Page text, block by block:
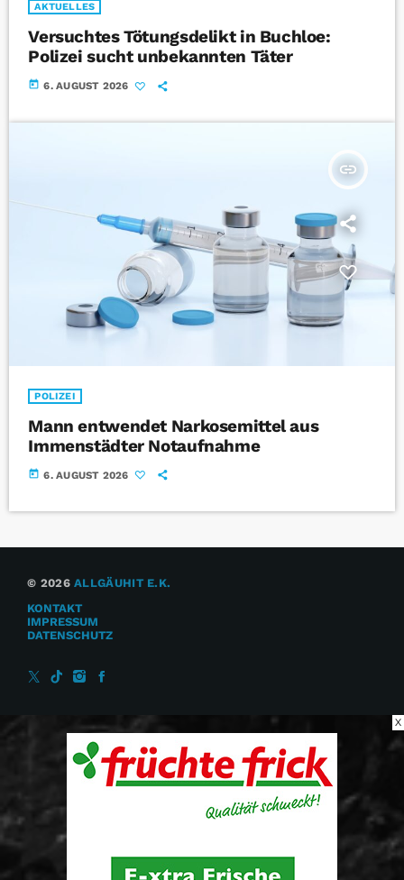
AKTUELLES
Versuchtes Tötungsdelikt in Buchloe:
Polizei sucht unbekannten Täter
today 6. AUGUST 2026
insert_link
POLIZEI
Mann entwendet Narkosemittel aus
Immenstädter Notaufnahme
today 6. AUGUST 2026
© 2026ALLGÄUHIT E.K.
KONTAKT
IMPRESSUM
DATENSCHUTZ
X